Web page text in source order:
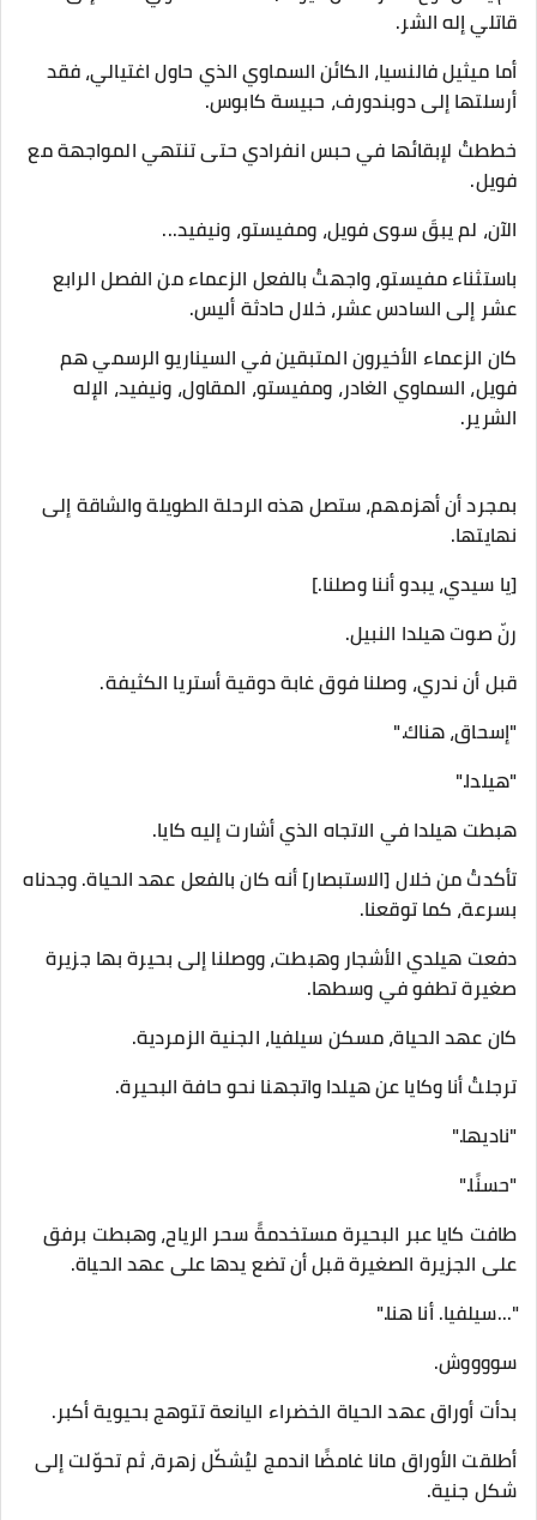
قاتلي إله الشر.
أما ميثيل فالنسيا، الكائن السماوي الذي حاول اغتيالي، فقد
أرسلتها إلى دوبندورف، حبيسة كابوس.
خططتُ لإبقائها في حبس انفرادي حتى تنتهي المواجهة مع
فويل.
الآن، لم يبقَ سوى فويل، ومفيستو، ونيفيد...
باستثناء مفيستو، واجهتُ بالفعل الزعماء من الفصل الرابع
عشر إلى السادس عشر، خلال حادثة أليس.
كان الزعماء الأخيرون المتبقين في السيناريو الرسمي هم
فويل، السماوي الغادر، ومفيستو، المقاول، ونيفيد، الإله
الشرير.
بمجرد أن أهزمهم، ستصل هذه الرحلة الطويلة والشاقة إلى
نهايتها.
[يا سيدي، يبدو أننا وصلنا.]
رنّ صوت هيلدا النبيل.
قبل أن ندري، وصلنا فوق غابة دوقية أستريا الكثيفة.
"إسحاق، هناك."
"هيلدا."
هبطت هيلدا في الاتجاه الذي أشارت إليه كايا.
تأكدتُ من خلال [الاستبصار] أنه كان بالفعل عهد الحياة. وجدناه
بسرعة، كما توقعنا.
دفعت هيلدي الأشجار وهبطت، ووصلنا إلى بحيرة بها جزيرة
صغيرة تطفو في وسطها.
كان عهد الحياة، مسكن سيلفيا، الجنية الزمردية.
ترجلتُ أنا وكايا عن هيلدا واتجهنا نحو حافة البحيرة.
"ناديها."
"حسنًا."
طافت كايا عبر البحيرة مستخدمةً سحر الرياح، وهبطت برفق
على الجزيرة الصغيرة قبل أن تضع يدها على عهد الحياة.
"...سيلفيا. أنا هنا."
سووووش.
بدأت أوراق عهد الحياة الخضراء اليانعة تتوهج بحيوية أكبر.
أطلقت الأوراق مانا غامضًا اندمج ليُشكّل زهرة، ثم تحوّلت إلى
شكل جنية.